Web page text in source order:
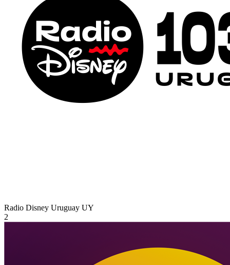
Radio Disney Uruguay UY
2